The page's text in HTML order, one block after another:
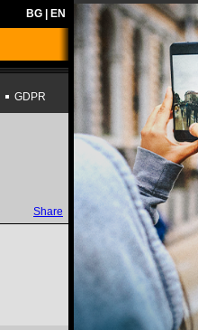
BG EN
GDPR
Share